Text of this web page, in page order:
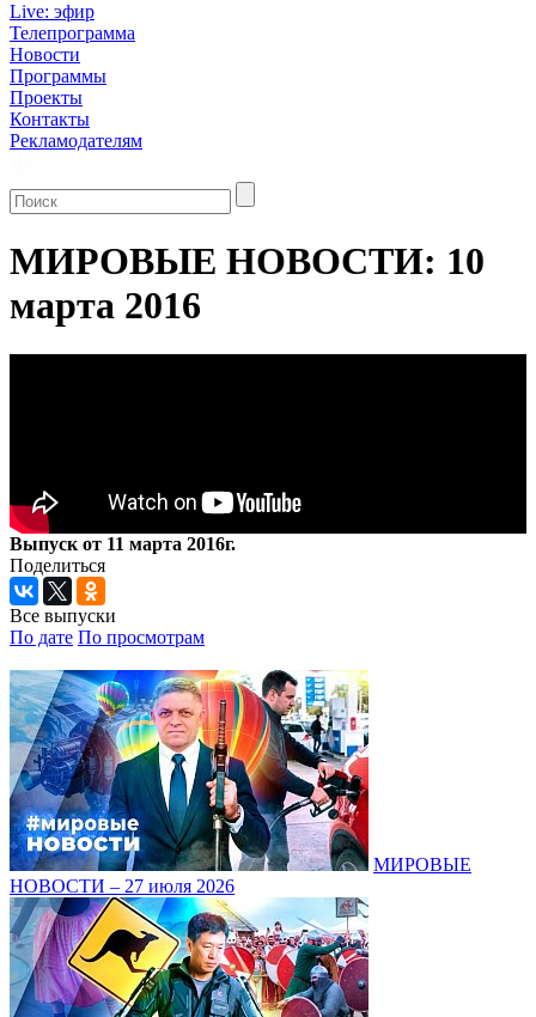
Live: эфир
Телепрограмма
Новости
Программы
Проекты
Контакты
Рекламодателям
МИРОВЫЕ НОВОСТИ: 10
марта 2016
Выпуск от 11 марта 2016г.
Поделиться
Все выпуски
По дате По просмотрам
МИРОВЫЕ
НОВОСТИ – 27 июля 2026